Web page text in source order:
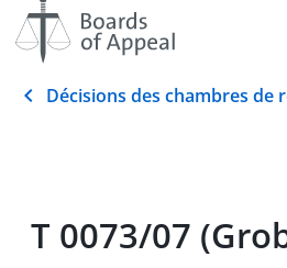
Décisions des chambres de
T 0073/07